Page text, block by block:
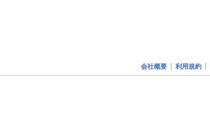
会社概要 利用規約